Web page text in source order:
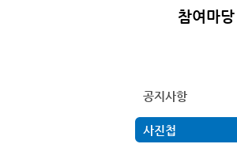
참여마당
공지사항
사진첩